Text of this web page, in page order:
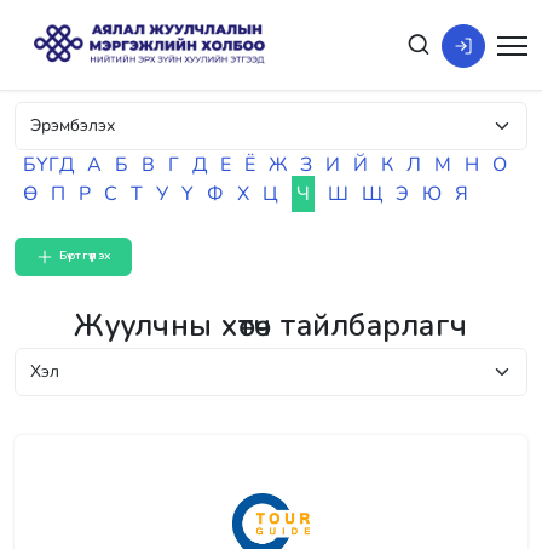
БҮГД А Б В Г Д Е Ё Ж З И Й К Л М Н О
Ө П Р С Т У Ү Ф Х Ц Ч Ш Щ Э Ю Я
Бүртгүүлэх
Жуулчны хөтөч тайлбарлагч